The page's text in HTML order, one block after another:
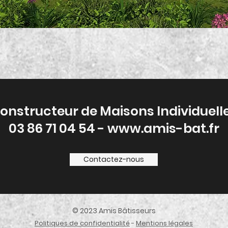
de Maisons
03 86 71 04 54 - www.amis-bat.fr
Contactez-nous
© 2023 Amis Bâtisseurs
Politiques de confidentialité- Mentions légales